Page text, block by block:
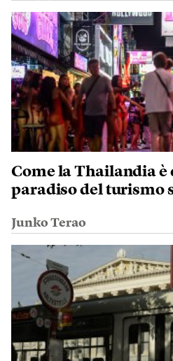
Come la Thailandia è
paradiso del turismo
Junko Terao